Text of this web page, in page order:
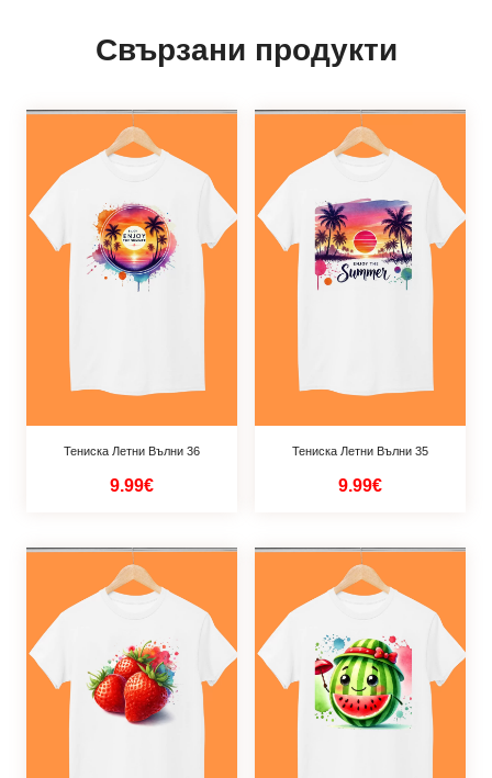
Свързани продукти
Тениска Летни Вълни 36
9.99€
Тениска Летни Вълни 35
9.99€